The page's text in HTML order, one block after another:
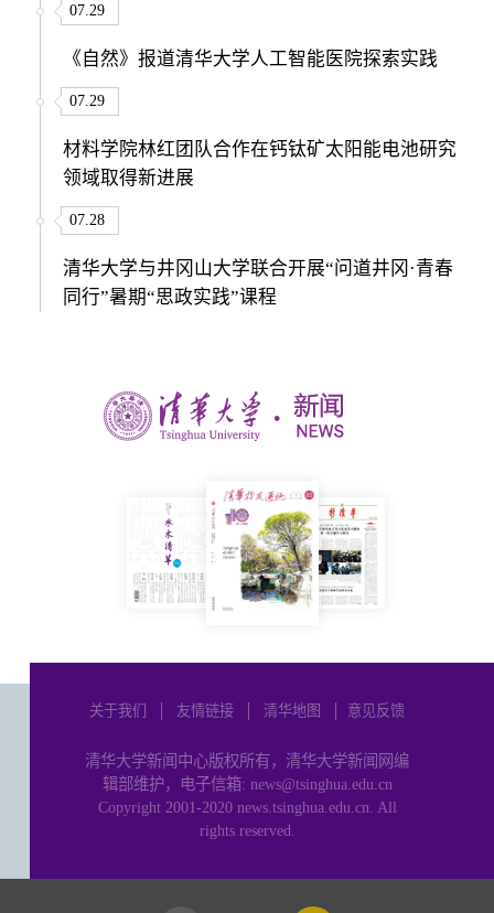
07.29
《自然》报道清华大学人工智能医院探索实践
07.29
材料学院林红团队合作在钙钛矿太阳能电池研究
领域取得新进展
07.28
清华大学与井冈山大学联合开展“问道井冈·青春
同行”暑期“思政实践”课程
关于我们 友情链接 清华地图 意见反馈
清华大学新闻中心版权所有，清华大学新闻网编
辑部维护，电子信箱: news@tsinghua.edu.cn
Copyright 2001-2020 news.tsinghua.edu.cn. All
rights reserved.